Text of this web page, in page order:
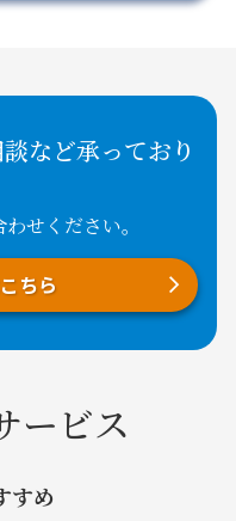
など承っており
せください。
ちら
ービス
すめ